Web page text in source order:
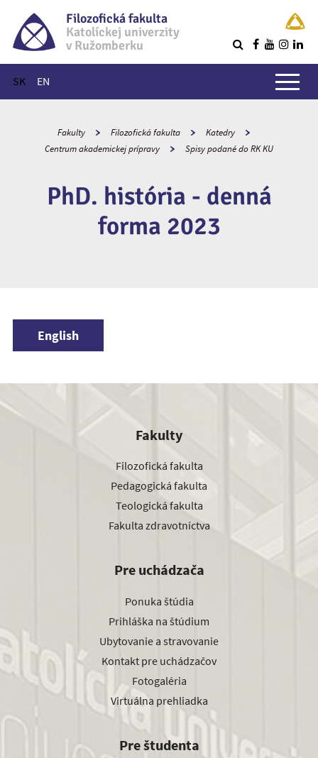
Filozofická fakulta
Katolíckej univerzity
v Ružomberku
SK EN
Hlavné menu
Fakulty Filozofická fakulta
Katedry
Centrum akademickej prípravy
Spisy podané do RK KU
PhD. história - denná
forma 2023
English
Fakulty
Filozofická fakulta
Pedagogická fakulta
Teologická fakulta
Fakulta zdravotníctva
Pre uchádzača
Ponuka štúdia
Prihláška na štúdium
Ubytovanie a stravovanie
Kontakt pre uchádzačov
Fotogaléria
Virtuálna prehliadka
Pre študenta